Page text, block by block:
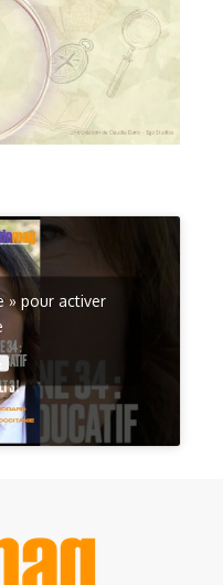
» pour activer